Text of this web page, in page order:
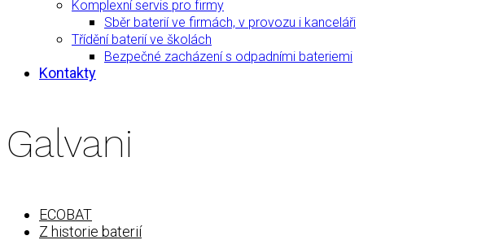
Komplexní servis pro firmy
Sběr baterií ve firmách, v provozu i kanceláři
Třídění baterií ve školách
Bezpečné zacházení s odpadními bateriemi
Kontakty
Galvani
ECOBAT
Z historie baterií